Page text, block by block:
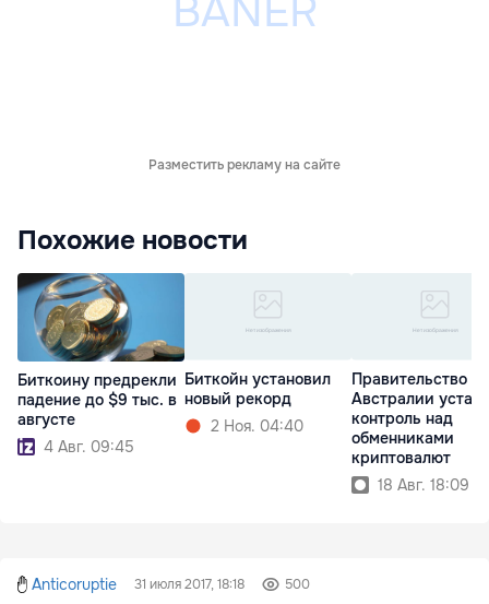
Разместить рекламу на сайте
Похожие новости
Биткоину предрекли
падение до $9 тыс. в
августе
4 Авг. 09:45
Биткойн установил
новый рекорд
2 Ноя. 04:40
Правительство
Австралии
контроль над
обменниками
криптовалют
18 Авг. 18:09
Anticoruptie 31 июля 2017, 18:18 500